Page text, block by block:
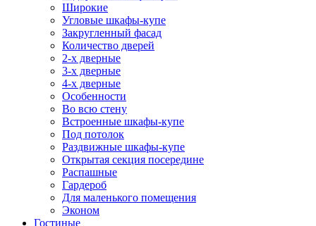
Широкие
Угловые шкафы-купе
Закругленный фасад
Количество дверей
2-х дверные
3-х дверные
4-х дверные
Особенности
Во всю стену
Встроенные шкафы-купе
Под потолок
Раздвижные шкафы-купе
Открытая секция посередине
Распашные
Гардероб
Для маленького помещения
Эконом
Гостиные